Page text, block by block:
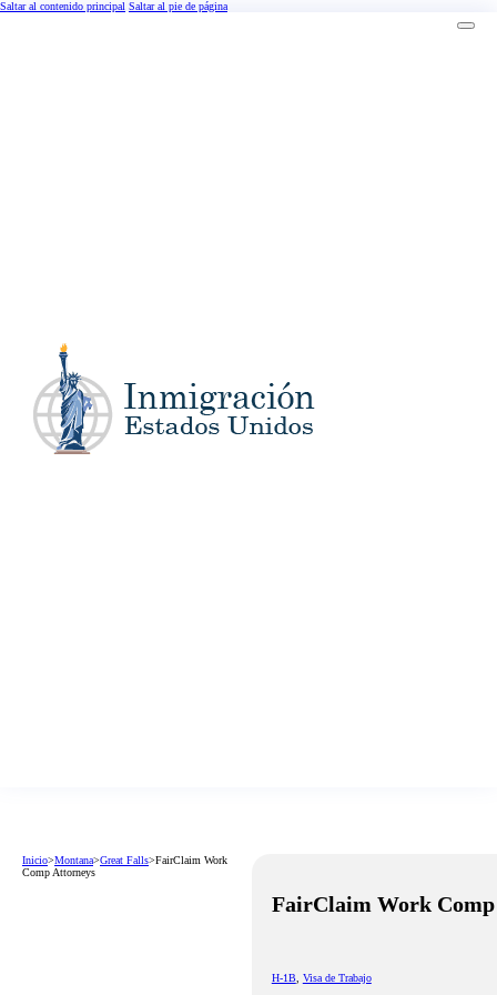
Saltar al contenido principal Saltar al pie de página
Inicio>Montana>Great Falls>FairClaim Work
Comp Attorneys
FairClaim Work
H-1B, Visa de Trabajo